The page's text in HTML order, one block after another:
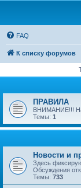
FAQ
К списку форумов
ПРАВИЛА
ВНИМАНИЕ!!!
Темы: 1
Новости и
Здесь
Обсуждения
Темы: 733